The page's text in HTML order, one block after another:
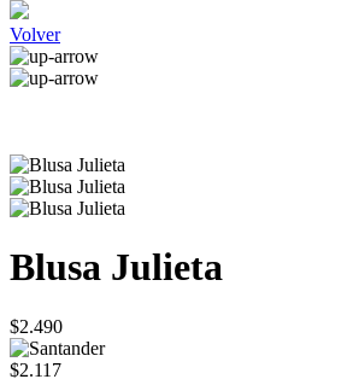
Volver
Blusa Julieta
$2.490
$2.117